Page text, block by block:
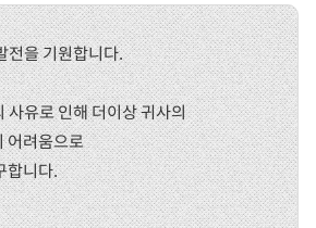
전을 기원합니다.
사유로 인해 더이상 귀사의
어려움으로
합니다.